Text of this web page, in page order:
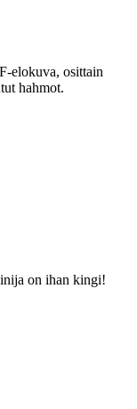
elokuva, osittain
hahmot.
on ihan kingi!